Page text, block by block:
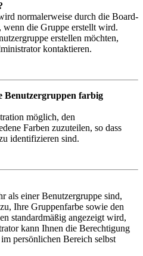
normalerweise durch die Board-
wenn die Gruppe erstellt wird.
erstellen möchten,
kontaktieren.
Benutzergruppen farbig
möglich, den
Farben zuzuteilen, so dass
identifizieren sind.
als einer Benutzergruppe sind,
Ihre Gruppenfarbe sowie den
standardmäßig angezeigt wird,
kann Ihnen die Berechtigung
persönlichen Bereich selbst